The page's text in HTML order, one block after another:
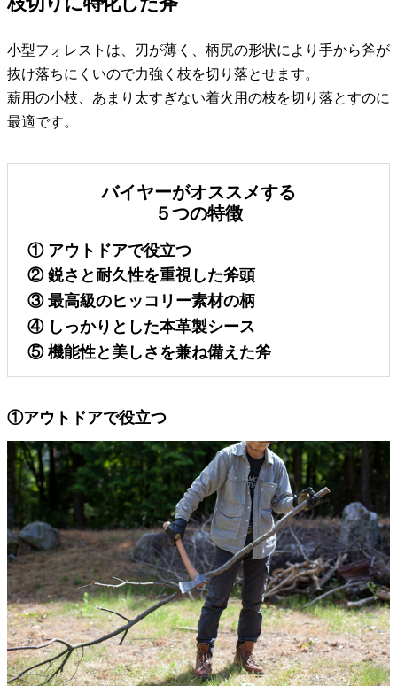
小型フォレストは、刃が薄く、柄尻の形状により手から斧が
抜け落ちにくいので力強く枝を切り落とせます。
薪用の小枝、あまり太すぎない着火用の枝を切り落とすのに
最適です。
バイヤーがオススメする
５つの特徴
① アウトドアで役立つ
② 鋭さと耐久性を重視した斧頭
③ 最高級のヒッコリー素材の柄
④ しっかりとした本革製シース
⑤ 機能性と美しさを兼ね備えた斧
①アウトドアで役立つ